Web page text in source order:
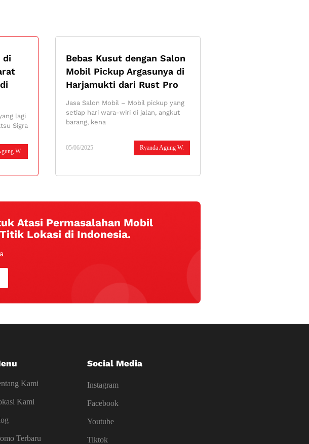
di
W.
lagi
Sigra
Bebas Kusut dengan Salon
Mobil Pickup Argasunya di
Harjamukti dari Rust Pro
Ryanda Agung W.
05/06/2025
Jasa Salon Mobil – Mobil pickup yang
setiap hari wara-wiri di jalan, angkut
barang, kena
Atasi Permasalahan Mobil
Lokasi di Indonesia.
Kami
Kami
Terbaru
Social Media
Instagram
Facebook
Youtube
Tiktok